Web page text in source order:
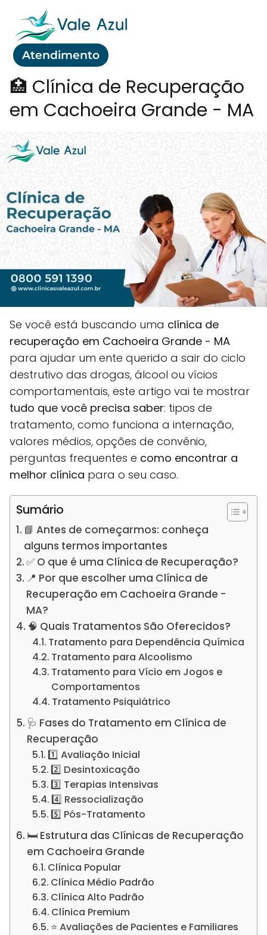
Atendimento
🏥 Clínica de Recuperação
em Cachoeira Grande - MA
Se você está buscando uma clínica de
recuperação em Cachoeira Grande - MA
para ajudar um ente querido a sair do ciclo
destrutivo das drogas, álcool ou vícios
comportamentais, este artigo vai te mostrar
tudo que você precisa saber: tipos de
tratamento, como funciona a internação,
valores médios, opções de convênio,
perguntas frequentes e como encontrar a
melhor clínica para o seu caso.
Sumário
📘 Antes de começarmos: conheça
alguns termos importantes
✅ O que é uma Clínica de Recuperação?
📍 Por que escolher uma Clínica de
Recuperação em Cachoeira Grande -
MA?
🧠 Quais Tratamentos São Oferecidos?
Tratamento para Dependência Química
Tratamento para Alcoolismo
Tratamento para Vício em Jogos e
Comportamentos
Tratamento Psiquiátrico
🩺 Fases do Tratamento em Clínica de
Recuperação
1️⃣ Avaliação Inicial
2️⃣ Desintoxicação
3️⃣ Terapias Intensivas
4️⃣ Ressocialização
5️⃣ Pós-Tratamento
🛏️ Estrutura das Clínicas de Recuperação
em Cachoeira Grande
Clínica Popular
Clínica Médio Padrão
Clínica Alto Padrão
Clínica Premium
⭐ Avaliações de Pacientes e Familiares